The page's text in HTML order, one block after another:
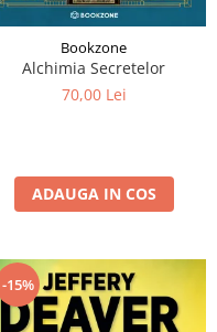
Bookzone
Alchimia Secretelor
70,00 Lei
ADAUGA IN COS
-15%